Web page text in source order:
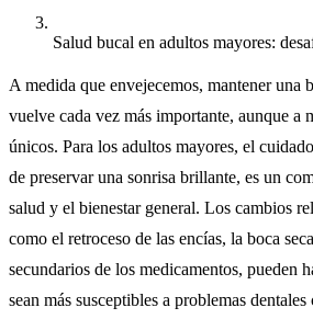
Salud bucal en adultos mayores:
A medida que envejecemos, mantener una
vuelve cada vez más importante, aunque a
únicos. Para los adultos mayores, el
de preservar una sonrisa brillante, es un
salud y el bienestar general. Los cambios
como el retroceso de las encías, la boca
secundarios de los medicamentos, pueden
sean más susceptibles a problemas